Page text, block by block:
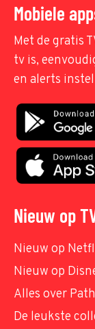
Mobiele
Met de gratis
tv is,
en alerts
Nieuw op
Nieuw op
Nieuw op
Alles over
De leukste